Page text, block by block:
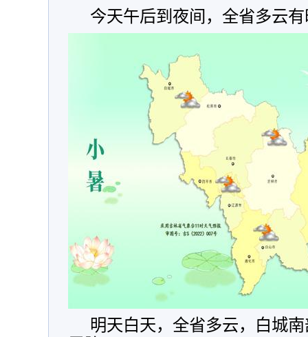
今天午后到夜间，全省多云
明天白天，全省多云，白城